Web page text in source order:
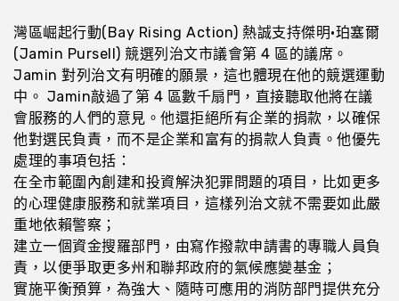
灣區崛起行動(Bay Rising Action) 熱誠支持傑明·珀塞爾
(Jamin Pursell) 競選列治文市議會第 4 區的議席。
Jamin 對列治文有明確的願景，這也體現在他的競選運動
中。 Jamin敲過了第 4 區數千扇門，直接聽取他將在議
會服務的人們的意見。他還拒絕所有企業的捐款，以確保
他對選民負責，而不是企業和富有的捐款人負責。他優先
處理的事項包括：
在全市範圍內創建和投資解決犯罪問題的項目，比如更多
的心理健康服務和就業項目，這樣列治文就不需要如此嚴
重地依賴警察；
建立一個資金搜羅部門，由寫作撥款申請書的專職人員負
責，以便爭取更多州和聯邦政府的氣候應變基金；
實施平衡預算，為強大、隨時可應用的消防部門提供充分